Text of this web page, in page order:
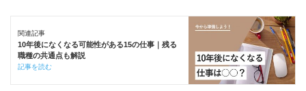
関連記事
10年後になくなる可能性がある15の仕事｜残る
職種の共通点も解説
記事を読む